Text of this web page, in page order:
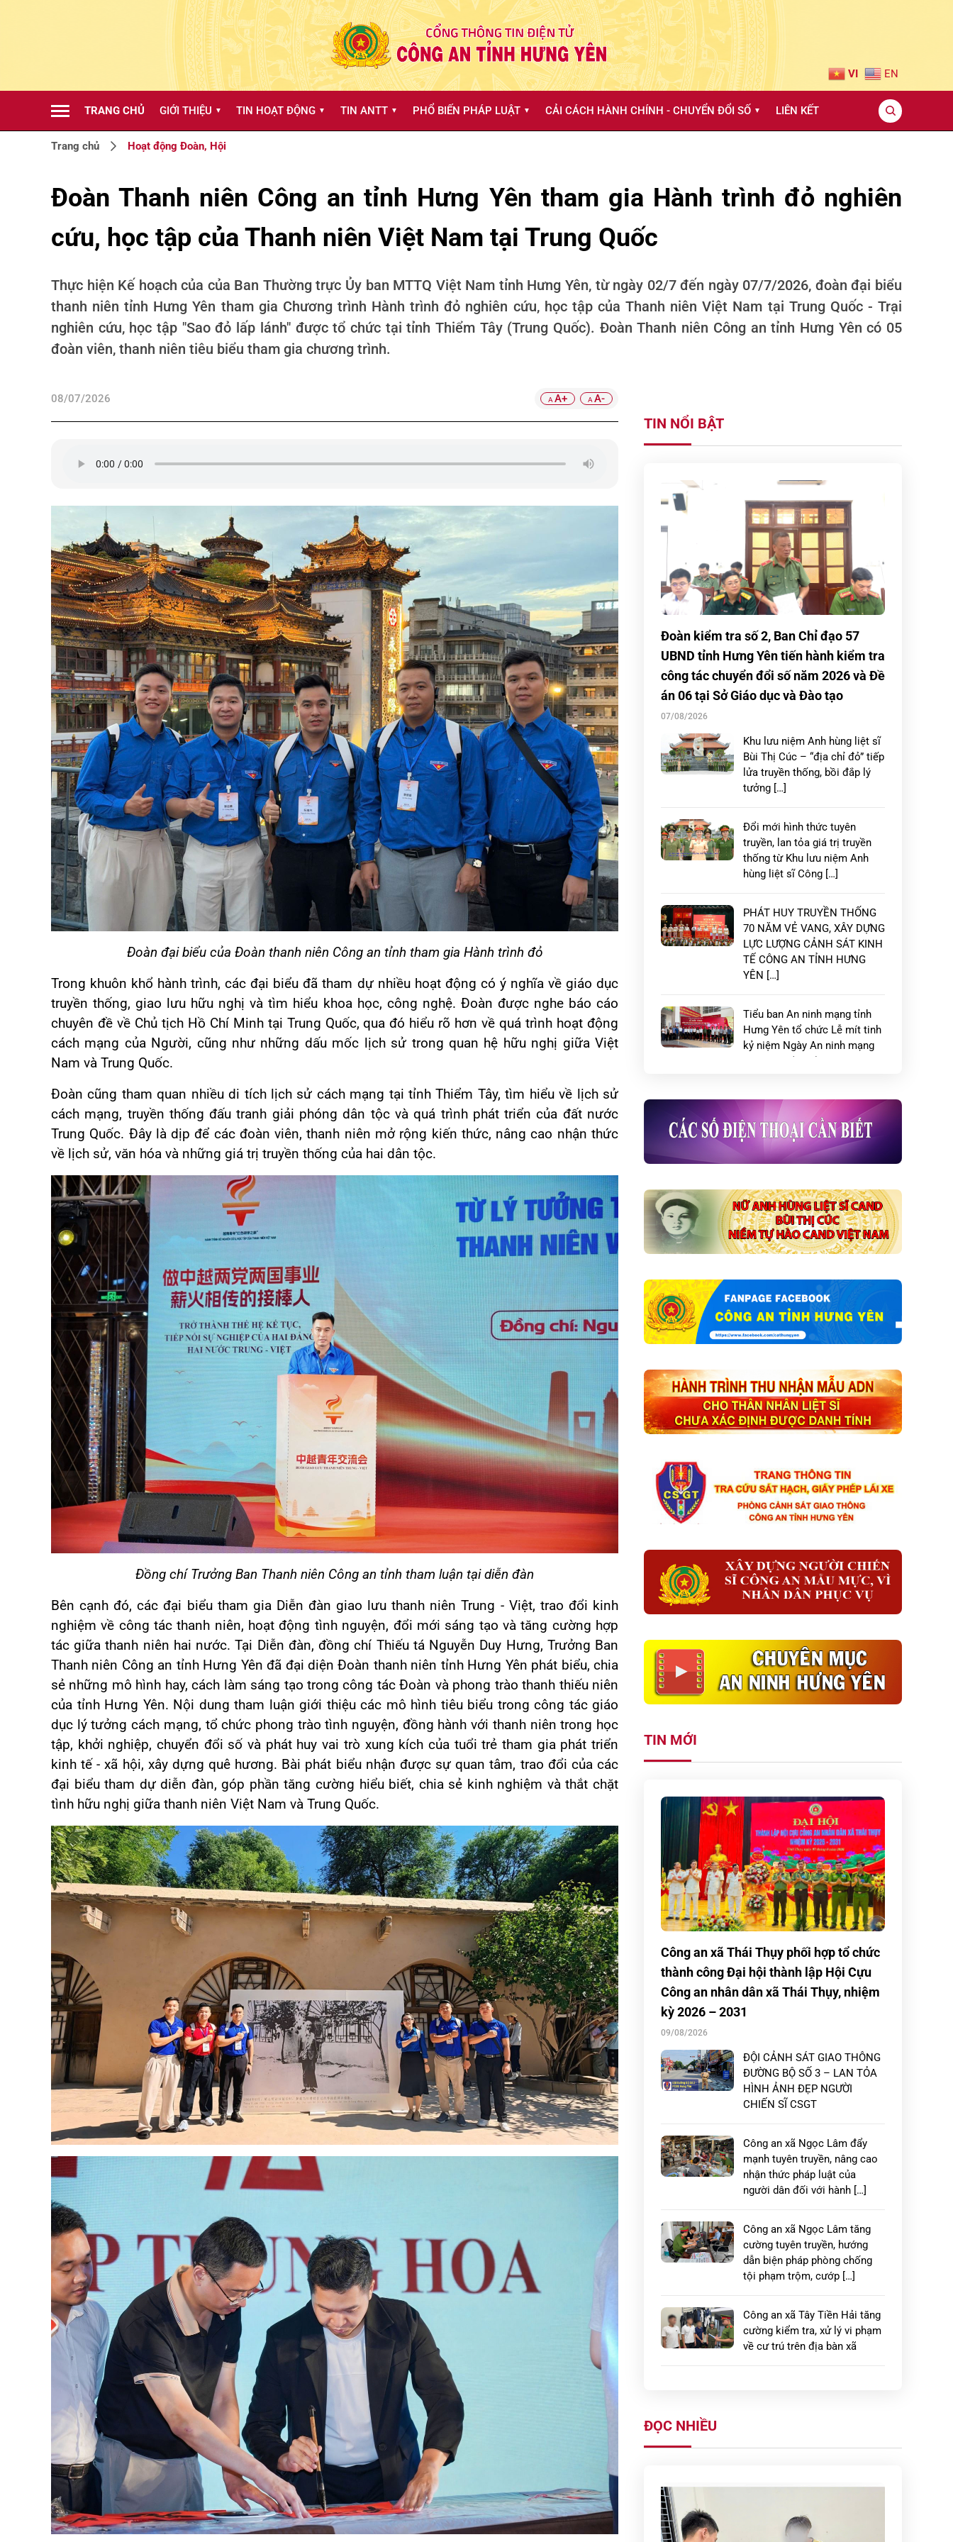
VI EN
TRANG CHỦ GIỚI THIỆU ▼ TIN HOẠT ĐỘNG ▼ TIN ANTT ▼ PHỔ BIẾN PHÁP LUẬT ▼ CẢI CÁCH HÀNH CHÍNH - CHUYỂN ĐỔI SỐ ▼ LIÊN KẾT
Trang chủ Hoạt động Đoàn, Hội
Đoàn Thanh niên Công an tỉnh Hưng Yên tham gia Hành trình đỏ nghiên
cứu, học tập của Thanh niên Việt Nam tại Trung Quốc
Thực hiện Kế hoạch của của Ban Thường trực Ủy ban MTTQ Việt Nam tỉnh Hưng Yên, từ ngày 02/7 đến ngày 07/7/2026, đoàn đại biểu
thanh niên tỉnh Hưng Yên tham gia Chương trình Hành trình đỏ nghiên cứu, học tập của Thanh niên Việt Nam tại Trung Quốc - Trại
nghiên cứu, học tập "Sao đỏ lấp lánh" được tổ chức tại tỉnh Thiểm Tây (Trung Quốc). Đoàn Thanh niên Công an tỉnh Hưng Yên có 05
đoàn viên, thanh niên tiêu biểu tham gia chương trình.
08/07/2026 A A+ A A-
Đoàn đại biểu của Đoàn thanh niên Công an tỉnh tham gia Hành trình đỏ
Trong khuôn khổ hành trình, các đại biểu đã tham dự nhiều hoạt động có ý nghĩa về giáo dục
truyền thống, giao lưu hữu nghị và tìm hiểu khoa học, công nghệ. Đoàn được nghe báo cáo
chuyên đề về Chủ tịch Hồ Chí Minh tại Trung Quốc, qua đó hiểu rõ hơn về quá trình hoạt động
cách mạng của Người, cũng như những dấu mốc lịch sử trong quan hệ hữu nghị giữa Việt
Nam và Trung Quốc.
Đoàn cũng tham quan nhiều di tích lịch sử cách mạng tại tỉnh Thiểm Tây, tìm hiểu về lịch sử
cách mạng, truyền thống đấu tranh giải phóng dân tộc và quá trình phát triển của đất nước
Trung Quốc. Đây là dịp để các đoàn viên, thanh niên mở rộng kiến thức, nâng cao nhận thức
về lịch sử, văn hóa và những giá trị truyền thống của hai dân tộc.
Đồng chí Trưởng Ban Thanh niên Công an tỉnh tham luận tại diễn đàn
Bên cạnh đó, các đại biểu tham gia Diễn đàn giao lưu thanh niên Trung - Việt, trao đổi kinh
nghiệm về công tác thanh niên, hoạt động tình nguyện, đổi mới sáng tạo và tăng cường hợp
tác giữa thanh niên hai nước. Tại Diễn đàn, đồng chí Thiếu tá Nguyễn Duy Hưng, Trưởng Ban
Thanh niên Công an tỉnh Hưng Yên đã đại diện Đoàn thanh niên tỉnh Hưng Yên phát biểu, chia
sẻ những mô hình hay, cách làm sáng tạo trong công tác Đoàn và phong trào thanh thiếu niên
của tỉnh Hưng Yên. Nội dung tham luận giới thiệu các mô hình tiêu biểu trong công tác giáo
dục lý tưởng cách mạng, tổ chức phong trào tình nguyện, đồng hành với thanh niên trong học
tập, khởi nghiệp, chuyển đổi số và phát huy vai trò xung kích của tuổi trẻ tham gia phát triển
kinh tế - xã hội, xây dựng quê hương. Bài phát biểu nhận được sự quan tâm, trao đổi của các
đại biểu tham dự diễn đàn, góp phần tăng cường hiểu biết, chia sẻ kinh nghiệm và thắt chặt
tình hữu nghị giữa thanh niên Việt Nam và Trung Quốc.
TIN NỔI BẬT
Đoàn kiểm tra số 2, Ban Chỉ đạo 57
UBND tỉnh Hưng Yên tiến hành kiểm tra
công tác chuyển đổi số năm 2026 và Đề
án 06 tại Sở Giáo dục và Đào tạo
07/08/2026
Khu lưu niệm Anh hùng liệt sĩ
Bùi Thị Cúc – “địa chỉ đỏ” tiếp
lửa truyền thống, bồi đắp lý
tưởng […]
Đổi mới hình thức tuyên
truyền, lan tỏa giá trị truyền
thống từ Khu lưu niệm Anh
hùng liệt sĩ Công […]
PHÁT HUY TRUYỀN THỐNG
70 NĂM VẺ VANG, XÂY DỰNG
LỰC LƯỢNG CẢNH SÁT KINH
TẾ CÔNG AN TỈNH HƯNG
YÊN […]
Tiểu ban An ninh mạng tỉnh
Hưng Yên tổ chức Lễ mít tinh
kỷ niệm Ngày An ninh mạng
Việt Nam (06/8)
TIN MỚI
Công an xã Thái Thụy phối hợp tổ chức
thành công Đại hội thành lập Hội Cựu
Công an nhân dân xã Thái Thụy, nhiệm
kỳ 2026 – 2031
09/08/2026
ĐỘI CẢNH SÁT GIAO THÔNG
ĐƯỜNG BỘ SỐ 3 – LAN TỎA
HÌNH ẢNH ĐẸP NGƯỜI
CHIẾN SĨ CSGT
Công an xã Ngọc Lâm đẩy
mạnh tuyên truyền, nâng cao
nhận thức pháp luật của
người dân đối với hành […]
Công an xã Ngọc Lâm tăng
cường tuyên truyền, hướng
dẫn biện pháp phòng chống
tội phạm trộm, cướp […]
Công an xã Tây Tiền Hải tăng
cường kiểm tra, xử lý vi phạm
về cư trú trên địa bàn xã
phối hợp Phòng Cảnh sát giao
lý vi phạm trật […]
ĐỌC NHIỀU